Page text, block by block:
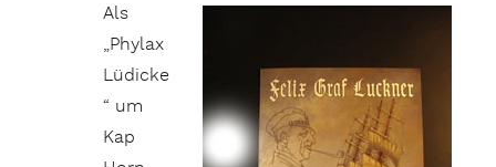
Als
„Phylax
Lüdicke
“ um
Kap